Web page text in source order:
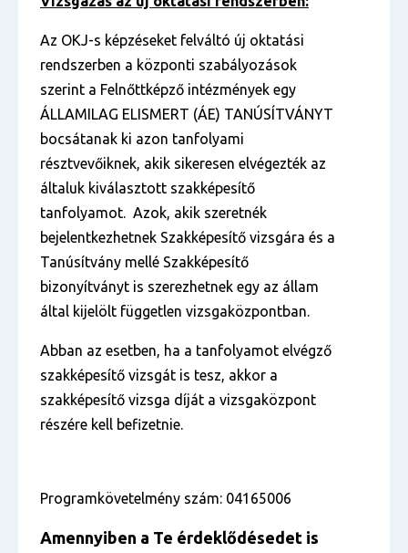
Az OKJ-s képzéseket felváltó új oktatási
rendszerben a központi szabályozások
szerint a Felnőttképző intézmények egy
ÁLLAMILAG ELISMERT (ÁE) TANÚSÍTVÁNYT
bocsátanak ki azon tanfolyami
résztvevőiknek, akik sikeresen elvégezték az
általuk kiválasztott szakképesítő
tanfolyamot. Azok, akik szeretnék
bejelentkezhetnek Szakképesítő vizsgára és a
Tanúsítvány mellé Szakképesítő
bizonyítványt is szerezhetnek egy az állam
által kijelölt független vizsgaközpontban.
Abban az esetben, ha a tanfolyamot elvégző
szakképesítő vizsgát is tesz, akkor a
szakképesítő vizsga díját a vizsgaközpont
részére kell befizetnie.
Programkövetelmény szám: 04165006
Amennyiben a Te érdeklődésedet is